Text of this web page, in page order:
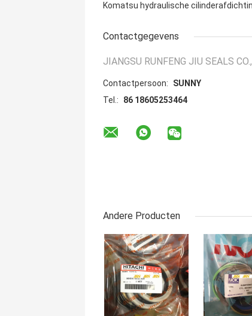
Komatsu hydraulische
Contactgegevens
JIANGSU RUNFENG JIU SEALS
Contactpersoon:
SUNNY
Tel.:
86 18605253464
Andere Producten